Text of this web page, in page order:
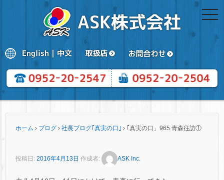
ホーム › ブログ › 社長ブログ｢真実の口｣ › ｢真実の口」965 青森往訪①
投稿日: 2016年4月13日 作成者: ASK Inc.